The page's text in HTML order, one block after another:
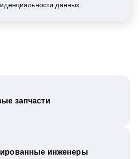
данных
запчасти
инженеры